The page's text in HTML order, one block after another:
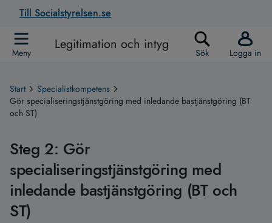
Till Socialstyrelsen.se
Meny Legitimation och intyg Sök Logga in
Start
Specialistkompetens
Gör specialiseringstjänstgöring med inledande bastjänstgöring (BT
och ST)
Steg 2: Gör
specialiseringstjänstgöring med
inledande bastjänstgöring (BT och
ST)